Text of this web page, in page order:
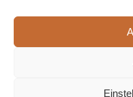
© Evang.